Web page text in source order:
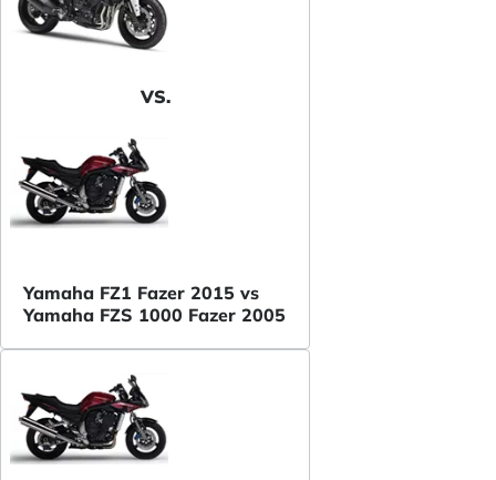
VS.
Yamaha FZ1 Fazer 2015 vs
Yamaha FZS 1000 Fazer 2005